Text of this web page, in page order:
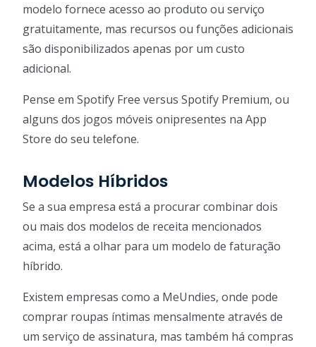
modelo fornece acesso ao produto ou serviço
gratuitamente, mas recursos ou funções adicionais
são disponibilizados apenas por um custo
adicional.
Pense em Spotify Free versus Spotify Premium, ou
alguns dos jogos móveis onipresentes na App
Store do seu telefone.
Modelos Híbridos
Se a sua empresa está a procurar combinar dois
ou mais dos modelos de receita mencionados
acima, está a olhar para um modelo de faturação
híbrido.
Existem empresas como a MeUndies, onde pode
comprar roupas íntimas mensalmente através de
um serviço de assinatura, mas também há compras